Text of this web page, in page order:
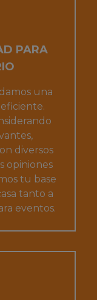
PARA
una
diversos
opiniones
tu base
tanto a
eventos.